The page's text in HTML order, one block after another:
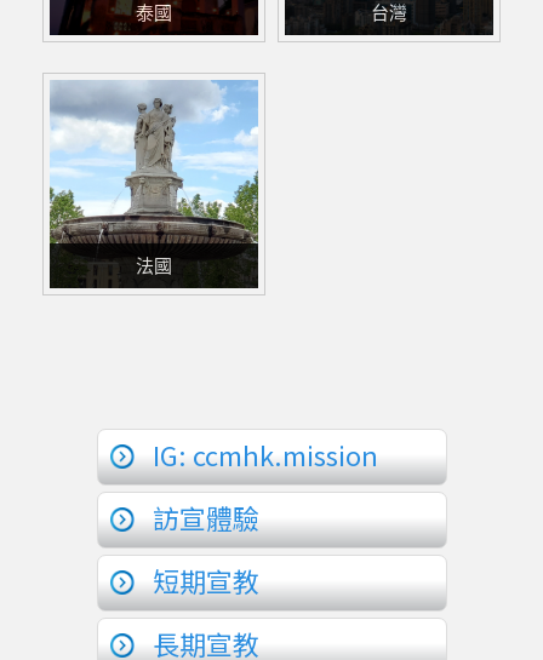
泰國 台灣
法國
IG: ccmhk.mission
訪宣體驗
短期宣教
長期宣教